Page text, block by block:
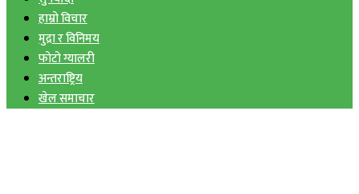
हाम्रो विचार
मुद्रा र विनिमय
फोटो ग्यालरी
अन्तराष्ट्रिय
खेल समाचार